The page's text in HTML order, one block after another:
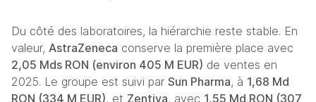
Du côté des laboratoires, la hiérarchie reste stable. En
valeur, AstraZeneca
2,05 Mds RON (environ 405 M EUR) de ventes en
2025. Le groupe est suivi par Sun Pharma, à 1,68 Md
RON (334 M EUR), et Zentiva, avec 1,55 Md RON (307